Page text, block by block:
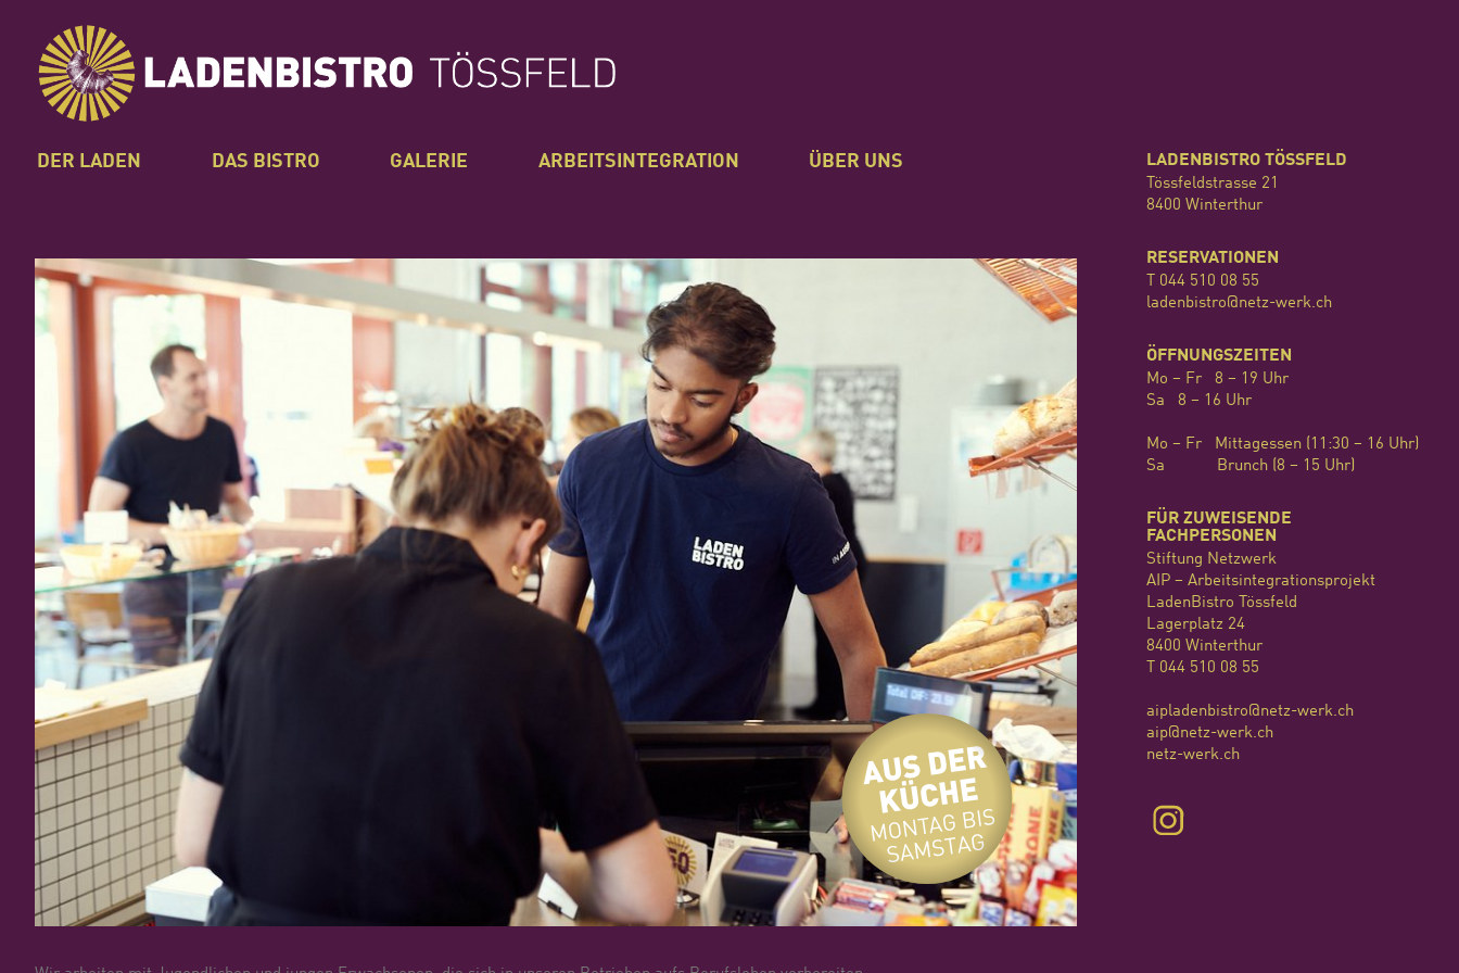
DER LADEN DAS BISTRO GALERIE ARBEITSINTEGRATION ÜBER UNS LADENBISTRO TÖSSFELD
Tössfeldstrasse 21
8400 Winterthur
RESERVATIONEN
T 044 510 08 55
ladenbistro@netz-werk.ch
ÖFFNUNGSZEITEN
Mo – Fr 8 – 19 Uhr
Sa 8 – 16 Uhr
Mo – Fr Mittagessen (11:30 – 16 Uhr)
Sa Brunch (8 – 15 Uhr)
FÜR ZUWEISENDE
FACHPERSONEN
Stiftung Netzwerk
AIP – Arbeitsintegrationsprojekt
LadenBistro Tössfeld
Lagerplatz 24
8400 Winterthur
T 044 510 08 55
aipladenbistro@netz-werk.ch
aip@netz-werk.ch
netz-werk.ch